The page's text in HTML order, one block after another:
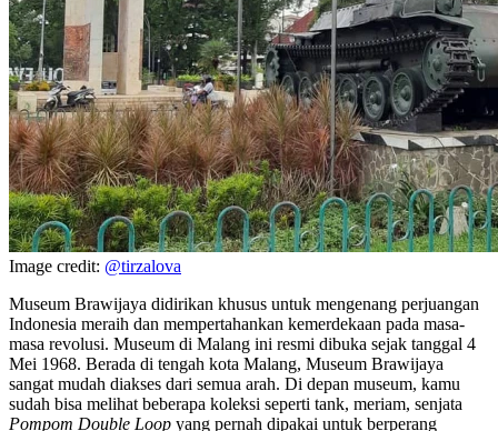
Image credit: @tirzalova
Museum Brawijaya didirikan khusus untuk mengenang perjuangan
Indonesia meraih dan mempertahankan kemerdekaan pada masa-
masa revolusi. Museum di Malang ini resmi dibuka sejak tanggal 4
Mei 1968. Berada di tengah kota Malang, Museum Brawijaya
sangat mudah diakses dari semua arah. Di depan museum, kamu
sudah bisa melihat beberapa koleksi seperti tank, meriam, senjata
Pompom Double Loop yang pernah dipakai untuk berperang